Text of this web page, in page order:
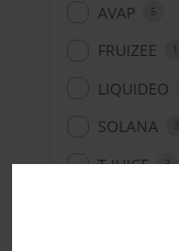
AVAP 5
FRUIZEE
LIQUIDEO
SOLANA 3
T JUICE 3